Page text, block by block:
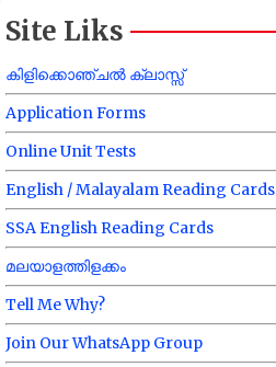
Site Liks
കിളിക്കൊഞ്ചൽ ക്ലാസ്സ്
Application Forms
Online Unit Tests
English / Malayalam Reading Cards
SSA English Reading Cards
മലയാളത്തിളക്കം
Tell Me Why?
Join Our WhatsApp Group